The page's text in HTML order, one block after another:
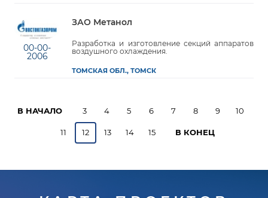
00-00-
2006
ЗАО Метанол
Разработка и изготовление секций аппаратов
воздушного охлаждения.
ТОМСКАЯ ОБЛ., ТОМСК
В НАЧАЛО 3 4 5 6 7 8 9 10
11 12 13 14 15 В КОНЕЦ